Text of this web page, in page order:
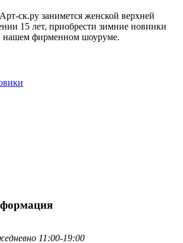
ск.ру занимется женской верхней
15 лет, приобрести зимние новинки
нашем фирменном шоуруме.
11:00-19:00